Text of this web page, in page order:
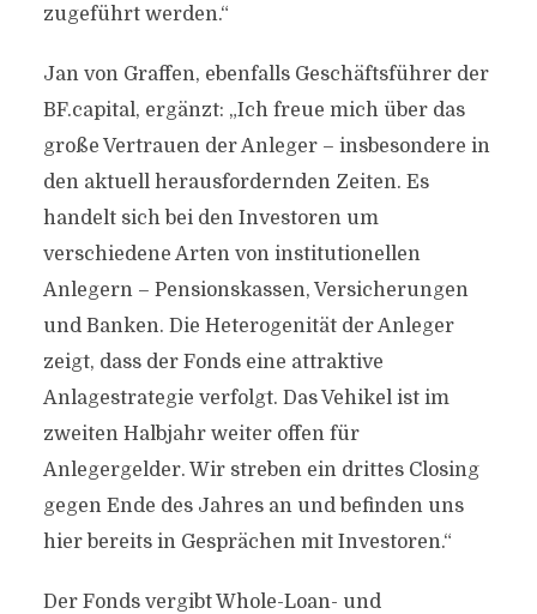
zugeführt werden.“
Jan von Graffen, ebenfalls Geschäftsführer der
BF.capital, ergänzt: „Ich freue mich über das
große Vertrauen der Anleger – insbesondere in
den aktuell herausfordernden Zeiten. Es
handelt sich bei den Investoren um
verschiedene Arten von institutionellen
Anlegern – Pensionskassen, Versicherungen
und Banken. Die Heterogenität der Anleger
zeigt, dass der Fonds eine attraktive
Anlagestrategie verfolgt. Das Vehikel ist im
zweiten Halbjahr weiter offen für
Anlegergelder. Wir streben ein drittes Closing
gegen Ende des Jahres an und befinden uns
hier bereits in Gesprächen mit Investoren.“
Der Fonds vergibt Whole-Loan- und